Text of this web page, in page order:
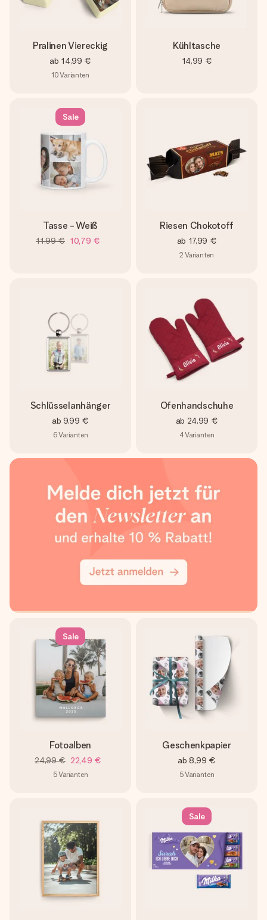
Pralinen Viereckig
ab 14,99 €
10Varianten
Kühltasche
14,99 €
Sale
Tasse - Weiß
11,99 € 10,79 €
Riesen Chokotoff
ab 17,99 €
2 Varianten
Schlüsselanhänger
ab 9,99 €
6Varianten
Ofenhandschuhe
ab 24,99 €
4Varianten
Sale
Fotoalben
24,99 € 22,49 €
5Varianten
Geschenkpapier
ab 8,99 €
5Varianten
Sale